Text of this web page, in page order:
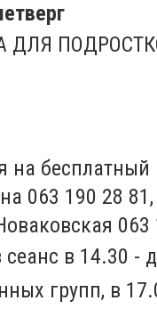
ДЛЯ
на бесплатный
063 190 28 81,
063
в 14.30 -
групп, в